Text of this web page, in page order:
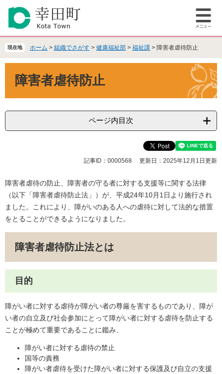
の
頭
ー
飛
本
文
メ
ー
現在地 ホーム > 組織でさがす > 健康福祉部 > 福祉課 > 障害者虐待防止
障害者虐待防止
ページ内目次
記事ID：0000568 更新日：2025年12月1日更新
障害者虐待の防止、障害者の守る者に対する支援等に関する法律
（以下「障害者虐待防止法」）が、平成24年10月1日より施行され
ました。これにより、障がいのある人への虐待に対して法的な措置
をとることができるようになりました。
障害者虐待防止法とは
目的
障がい者に対する虐待が障がい者の尊厳を害するものであり、障が
い者の自立及び社会参加にとって障がい者に対する虐待を防止する
ことが極めて重要であることに鑑み、
障がい者に対する虐待の禁止
国等の責務
障がい者虐待を受けた障がい者に対する保護及び自立の支援